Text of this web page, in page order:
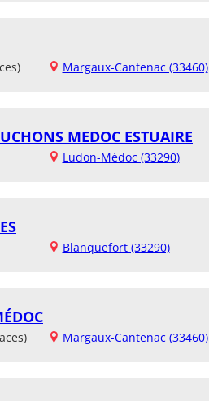
Margaux-Cantenac (33460)
MEDOC ESTUAIRE
Ludon-Médoc (33290)
Blanquefort (33290)
Margaux-Cantenac (33460)